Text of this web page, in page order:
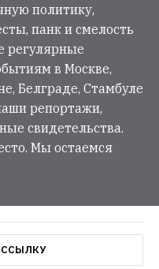
политику,
панк и смелость
регулярные
в Москве,
Белграде, Стамбуле
репортажи,
свидетельства.
Мы остаемся